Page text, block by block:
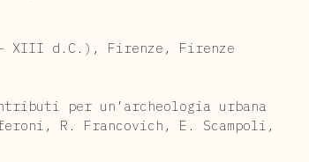
XIII d.C.), Firenze, Firenze
per un’archeologia urbana
R. Francovich, E. Scampoli,